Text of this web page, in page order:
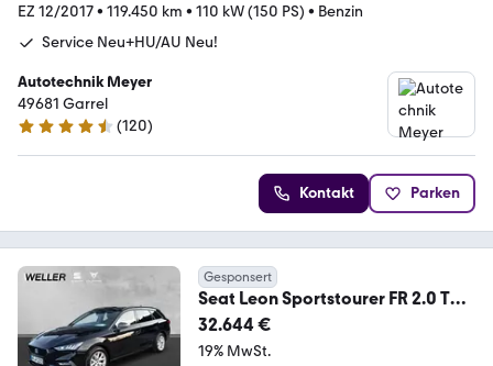
EZ 12/2017• 119.450 km • 110 kW (150 PS) • Benzin
Service Neu+HU/AU Neu!
Autotechnik Meyer
49681 Garrel
4.6 Sterne
(120)
Kontakt Parken
Gesponsert
Seat Leon Sportstourer FR 2.0 TDI
110 kW (150 PS)
32.644 €
19% MwSt.